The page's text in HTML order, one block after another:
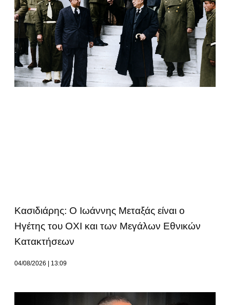
Κασιδιάρης: Ο Ιωάννης Μεταξάς είναι ο
Ηγέτης του ΟΧΙ και των Μεγάλων Εθνικών
Κατακτήσεων
04/08/2026 13:09